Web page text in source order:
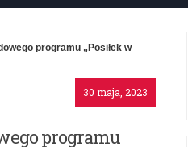
programu „Posiłek w
30 maja, 2023
programu